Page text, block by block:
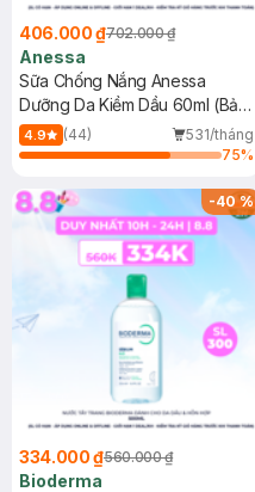
406.000 ₫702.000 ₫
Anessa
Sữa Chống Nắng Anessa
Dưỡng Da Kiềm Dầu 60ml (Bản
Mới)
4.9 (44)
531/tháng
75%
-40%
334.000 ₫560.000 ₫
Bioderma